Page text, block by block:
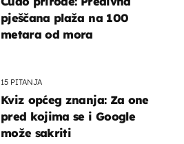
pješčana plaža na 100
metara od mora
15 PITANJA
Kviz općeg znanja: Za one
pred kojima se i Google
može sakriti